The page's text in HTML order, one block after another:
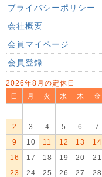
プライバシーポリシー
会社概要
会員マイページ
会員登録
2026年8月の定休日
日
月 火 水 木 金
2
3 4 5 6 7
9
10 11 12 13 14
16
17 18 19 20 21
23
24 25 26 27 28